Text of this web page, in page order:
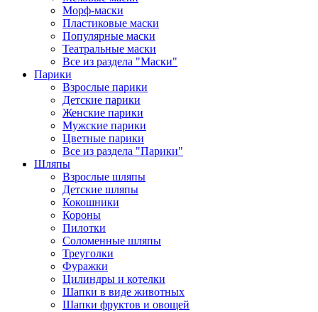
Морф-маски
Пластиковые маски
Популярные маски
Театральные маски
Все из раздела "Маски"
Парики
Взрослые парики
Детские парики
Женские парики
Мужские парики
Цветные парики
Все из раздела "Парики"
Шляпы
Взрослые шляпы
Детские шляпы
Кокошники
Короны
Пилотки
Соломенные шляпы
Треуголки
Фуражки
Цилиндры и котелки
Шапки в виде животных
Шапки фруктов и овощей